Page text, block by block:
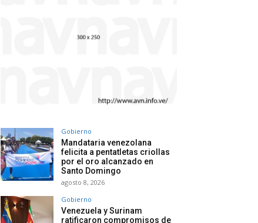
Gobierno
Mandataria venezolana
felicita a pentatletas criollas
por el oro alcanzado en
Santo Domingo
agosto 8, 2026
Gobierno
Venezuela y Surinam
ratificaron compromisos de